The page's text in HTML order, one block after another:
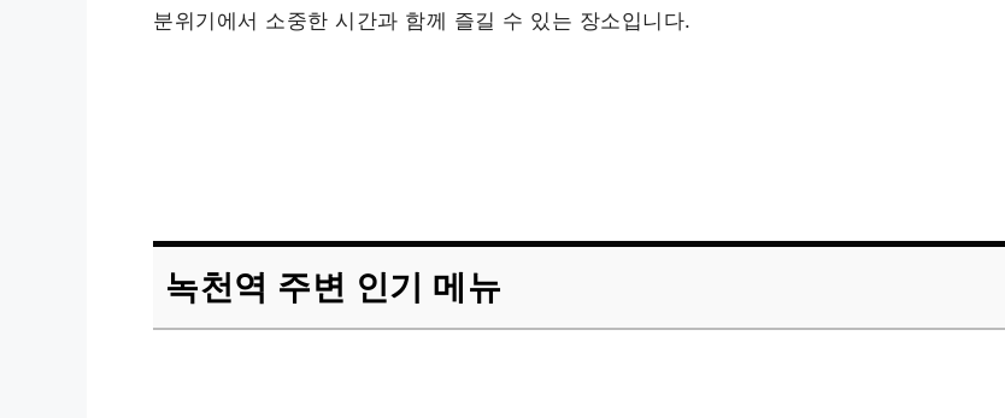
분위기에서 소중한 시간과 함께 즐길 수 있는 장소입니다.
녹천역 주변 인기 메뉴